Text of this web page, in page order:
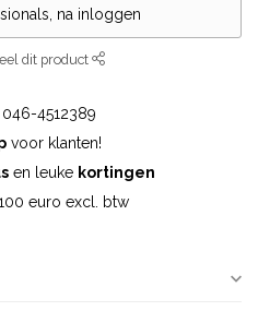
na inloggen
dit product
4512389
voor klanten!
en leuke kortingen
euro excl. btw